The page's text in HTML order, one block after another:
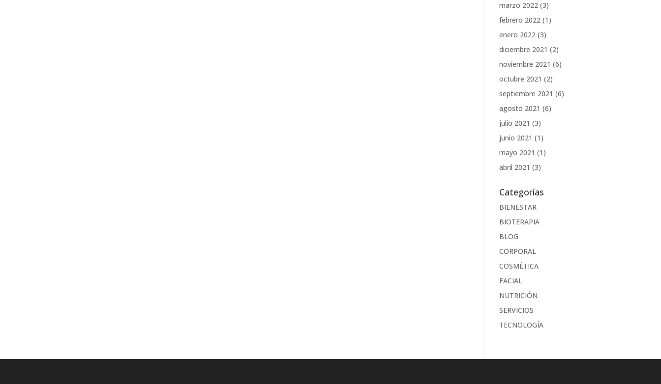
marzo 2022 (3)
febrero 2022 (1)
enero 2022 (3)
diciembre 2021 (2)
noviembre 2021 (6)
octubre 2021 (2)
septiembre 2021 (6)
agosto 2021 (6)
julio 2021 (3)
junio 2021 (1)
mayo 2021 (1)
abril 2021 (3)
Categorías
BIENESTAR
BIOTERAPIA
BLOG
CORPORAL
COSMÉTICA
FACIAL
NUTRICIÓN
SERVICIOS
TECNOLOGÍA